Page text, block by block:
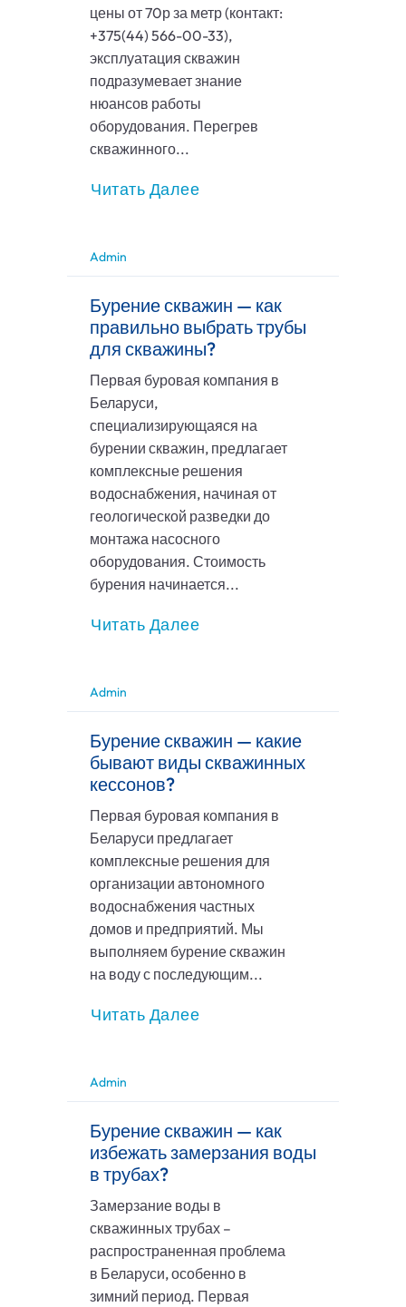
цены от 70р за метр (контакт:
+375(44) 566-00-33),
эксплуатация скважин
подразумевает знание
нюансов работы
оборудования. Перегрев
скважинного...
Читать Далее
Admin
Бурение скважин — как
правильно выбрать трубы
для скважины?
Первая буровая компания в
Беларуси,
специализирующаяся на
бурении скважин, предлагает
комплексные решения
водоснабжения, начиная от
геологической разведки до
монтажа насосного
оборудования. Стоимость
бурения начинается...
Читать Далее
Admin
Бурение скважин — какие
бывают виды скважинных
кессонов?
Первая буровая компания в
Беларуси предлагает
комплексные решения для
организации автономного
водоснабжения частных
домов и предприятий. Мы
выполняем бурение скважин
на воду с последующим...
Читать Далее
Admin
Бурение скважин — как
избежать замерзания воды
в трубах?
Замерзание воды в
скважинных трубах –
распространенная проблема
в Беларуси, особенно в
зимний период. Первая